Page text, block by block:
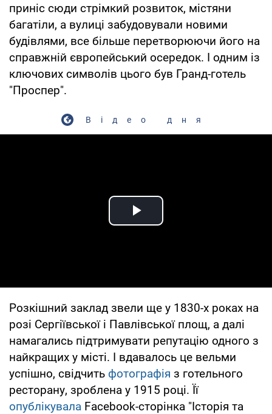
приніс сюди стрімкий розвиток, містяни
багатіли, а вулиці забудовували новими
будівлями, все більше перетворюючи його на
справжній європейський осередок. І одним із
ключових символів цього був Гранд-готель
"Проспер".
Відео дня
Play Video
Розкішний заклад звели ще у 1830-х роках на
розі Сергіївської і Павлівської площ, а далі
намагались підтримувати репутацію одного з
найкращих у місті. І вдавалось це вельми
успішно, свідчить фотографія з готельного
ресторану, зроблена у 1915 році. Її
опублікувала Facebook-сторінка "Історія та